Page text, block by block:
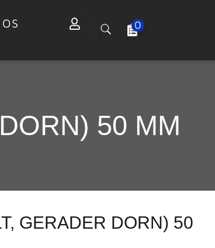
0
50 MM
GERADER DORN) 50